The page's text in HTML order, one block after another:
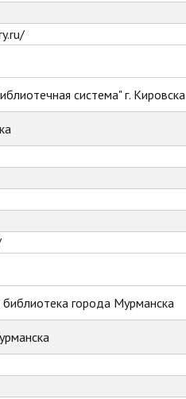
система" г. Кировска
библиотека города Мурманска